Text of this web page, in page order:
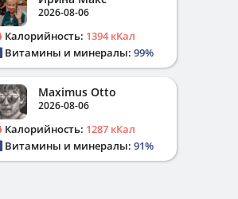
2026-08-06
Калорийность: 1394 кКал
Витамины и минералы: 99%
Maximus Otto
2026-08-06
Калорийность: 1287 кКал
Витамины и минералы: 91%